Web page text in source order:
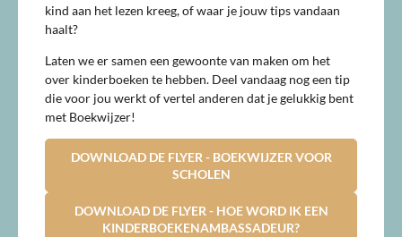
kind aan het lezen kreeg, of waar je jouw tips vandaan
haalt?
Laten we er samen een gewoonte van maken om het
over kinderboeken te hebben. Deel vandaag nog een tip
die voor jou werkt of vertel anderen dat je gelukkig bent
met Boekwijzer!
DOWNLOAD DE FLYER - BOEKWIJZER VOOR
SCHOLEN
DOWNLOAD DE FLYER - HOE WORD IK EEN
KINDERBOEKENAMBASSADEUR?